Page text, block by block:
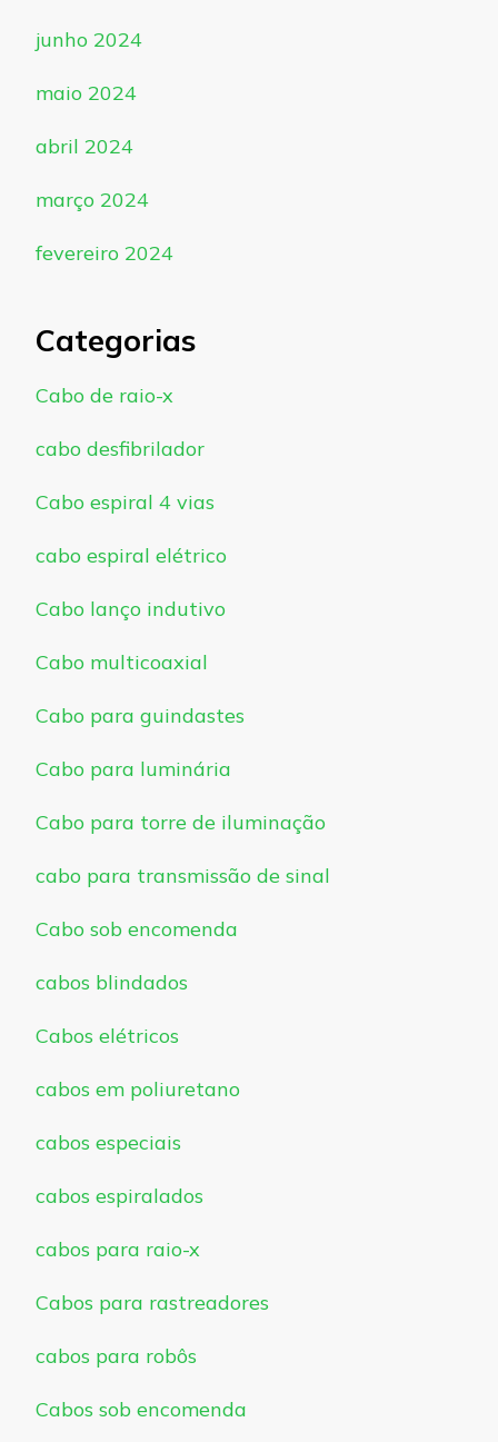
junho 2024
maio 2024
abril 2024
março 2024
fevereiro 2024
Categorias
Cabo de raio-x
cabo desfibrilador
Cabo espiral 4 vias
cabo espiral elétrico
Cabo lanço indutivo
Cabo multicoaxial
Cabo para guindastes
Cabo para luminária
Cabo para torre de iluminação
cabo para transmissão de sinal
Cabo sob encomenda
cabos blindados
Cabos elétricos
cabos em poliuretano
cabos especiais
cabos espiralados
cabos para raio-x
Cabos para rastreadores
cabos para robôs
Cabos sob encomenda